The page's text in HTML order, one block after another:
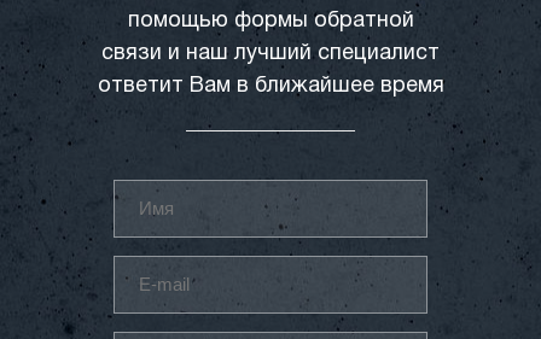
помощью формы обратной
связи и наш лучший специалист
ответит Вам в ближайшее время